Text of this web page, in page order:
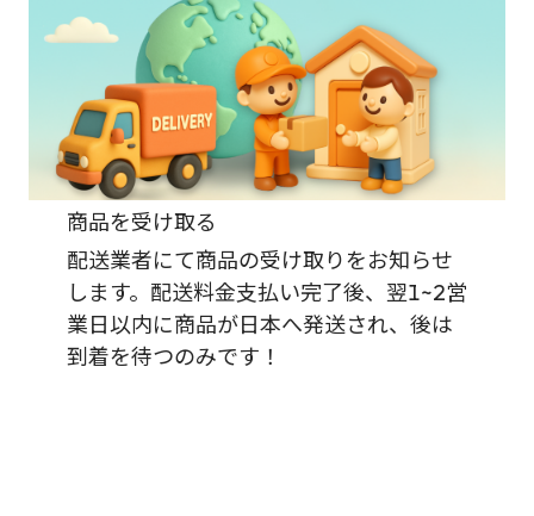
商品を受け取る
配送業者にて商品の受け取りをお知らせ
します。配送料金支払い完了後、翌1~2営
業日以内に商品が日本へ発送され、後は
到着を待つのみです！